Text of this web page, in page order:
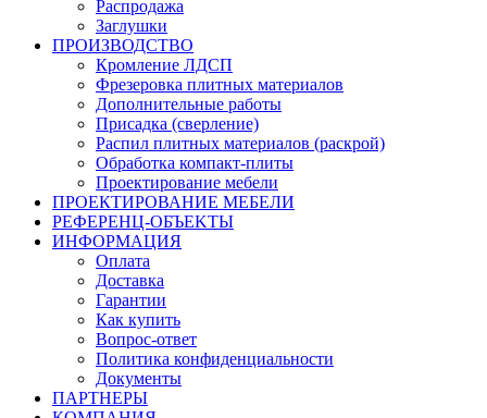
Распродажа
Заглушки
ПРОИЗВОДСТВО
Кромление ЛДСП
Фрезеровка плитных материалов
Дополнительные работы
Присадка (сверление)
Распил плитных материалов (раскрой)
Обработка компакт-плиты
Проектирование мебели
ПРОЕКТИРОВАНИЕ МЕБЕЛИ
РЕФЕРЕНЦ-ОБЪЕKТЫ
ИНФОРМАЦИЯ
Оплата
Доставка
Гарантии
Как купить
Вопрос-ответ
Политика конфиденциальности
Документы
ПАРТНЕРЫ